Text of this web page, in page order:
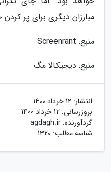
مبارزان دیگری برای پر
منبع: Screenrant
منبع: دیجیکالا مگ
انتشار: 12 خرداد 1400
بروزرسانی: 12 خرداد 1400
گردآورنده: agdagh.ir
شناسه مطلب: 1320